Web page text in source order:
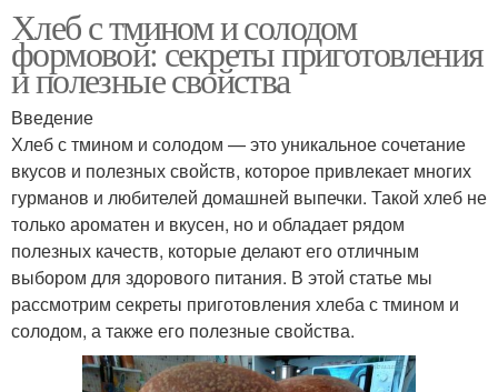
Хлеб с тмином и солодом
формовой: секреты приготовления
и полезные свойства
Введение
Хлеб с тмином и солодом — это уникальное сочетание
вкусов и полезных свойств, которое привлекает многих
гурманов и любителей домашней выпечки. Такой хлеб не
только ароматен и вкусен, но и обладает рядом
полезных качеств, которые делают его отличным
выбором для здорового питания. В этой статье мы
рассмотрим секреты приготовления хлеба с тмином и
солодом, а также его полезные свойства.